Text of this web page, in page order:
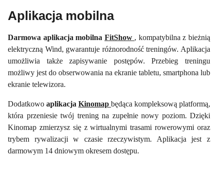
Aplikacja mobilna
Darmowa aplikacja mobilna FitShow , kompatybilna z bieżnią
elektryczną Wind, gwarantuje różnorodność treningów. Aplikacja
umożliwia także zapisywanie postępów. Przebieg treningu
możliwy jest do obserwowania na ekranie tabletu, smartphona lub
ekranie telewizora.
Dodatkowo aplikacja Kinomap będąca kompleksową platformą,
która przeniesie twój trening na zupełnie nowy poziom. Dzięki
Kinomap zmierzysz się z wirtualnymi trasami rowerowymi oraz
trybem rywalizacji w czasie rzeczywistym. Aplikacja jest z
darmowym 14 dniowym okresem dostępu.